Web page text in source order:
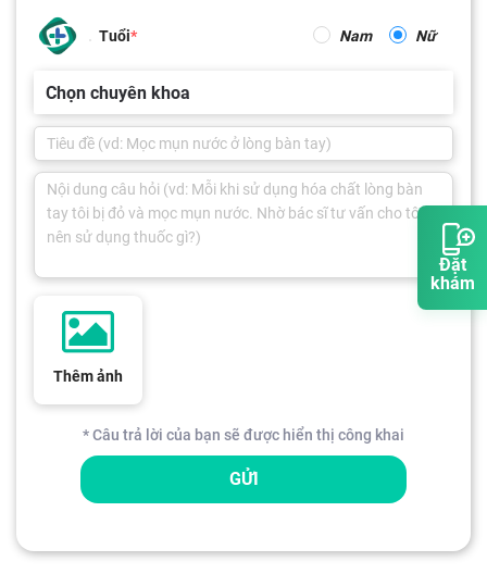
Đặt
khám
Tuổi Nam Nữ
Chọn chuyên khoa
Thêm ảnh
* Câu trả lời của bạn sẽ được hiển thị công khai
GỬI